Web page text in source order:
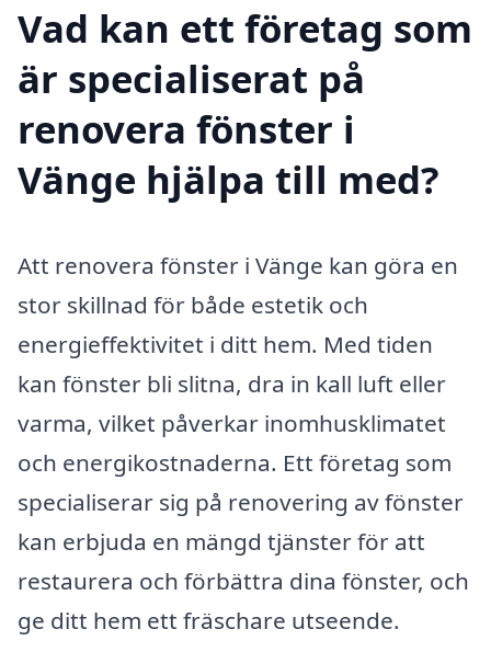
Vad kan ett företag som
är specialiserat på
renovera fönster i
Vänge hjälpa till med?
Att renovera fönster i Vänge kan göra en
stor skillnad för både estetik och
energieffektivitet i ditt hem. Med tiden
kan fönster bli slitna, dra in kall luft eller
varma, vilket påverkar inomhusklimatet
och energikostnaderna. Ett företag som
specialiserar sig på renovering av fönster
kan erbjuda en mängd tjänster för att
restaurera och förbättra dina fönster, och
ge ditt hem ett fräschare utseende.